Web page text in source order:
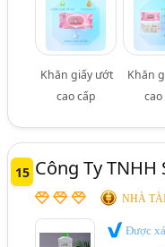
Khăn giấy ướt
cao cấp
Khăn
cao
15 Công Ty TNHH
NHÀ
Được